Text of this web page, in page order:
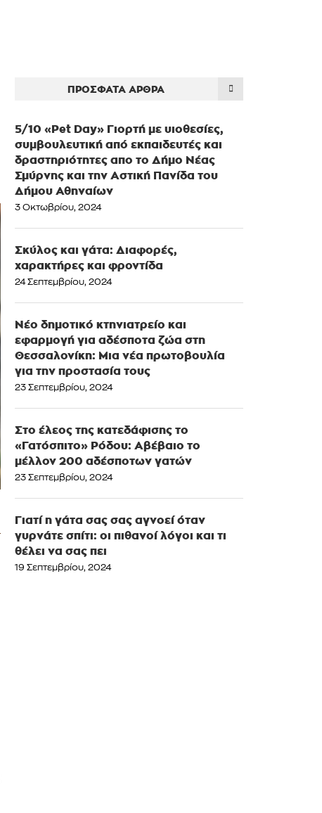
ΠΡΌΣΦΑΤΑ ΆΡΘΡΑ
5/10 «Pet Day» Γιορτή με υιοθεσίες,
συμβουλευτική από εκπαιδευτές και
δραστηριότητες απο το Δήμο Νέας
Σμύρνης και την Αστική Πανίδα του
Δήμου Αθηναίων
3 Οκτωβρίου, 2024
Σκύλος και γάτα: Διαφορές,
χαρακτήρες και φροντίδα
24 Σεπτεμβρίου, 2024
Νέο δημοτικό κτηνιατρείο και
εφαρμογή για αδέσποτα ζώα στη
Θεσσαλονίκη: Μια νέα πρωτοβουλία
για την προστασία τους
23 Σεπτεμβρίου, 2024
Στο έλεος της κατεδάφισης το
«Γατόσπιτο» Ρόδου: Αβέβαιο το
μέλλον 200 αδέσποτων γατών
23 Σεπτεμβρίου, 2024
Γιατί η γάτα σας σας αγνοεί όταν
γυρνάτε σπίτι: οι πιθανοί λόγοι και τι
θέλει να σας πει
19 Σεπτεμβρίου, 2024